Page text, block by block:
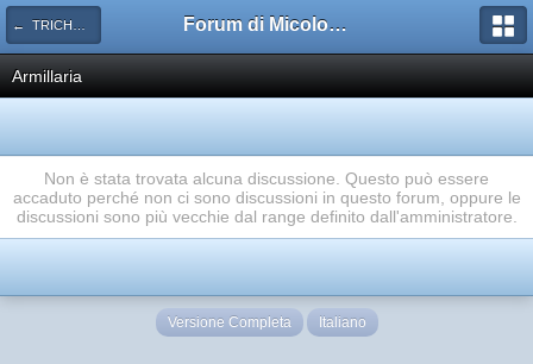
← TRICHOLOMATACEAE Forum di Micologia AMB Gruppo di Muggia e del Carso
Armillaria
Non è stata trovata alcuna discussione. Questo può essere
accaduto perché non ci sono discussioni in questo forum, oppure le
discussioni sono più vecchie dal range definito dall'amministratore.
Versione Completa Italiano